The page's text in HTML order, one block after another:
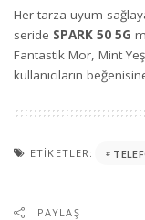
Her tarza uyum
seride SPARK 50 5G
Fantastik Mor, Mint
kullanıcıların
ETIKETLER:
PAYLAŞ